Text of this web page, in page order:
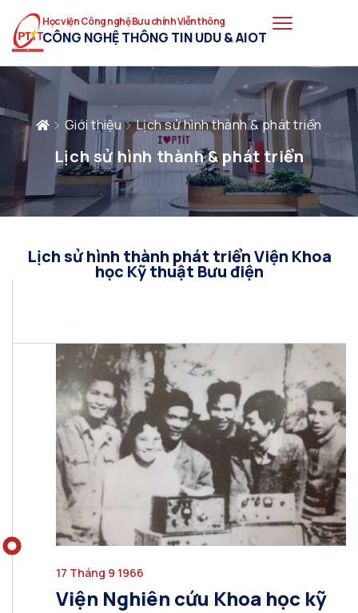
Học viện Công nghệ Bưu chính Viễn thông
CÔNG NGHỆ THÔNG TIN UDU & AIOT
Giới thiệu Lịch sử hình thành & phát triển
Lịch sử hình thành & phát triển
Lịch sử hình thành phát triển Viện Khoa
học Kỹ thuật Bưu điện
17 Tháng 9 1966
Viện Nghiên cứu Khoa học kỹ